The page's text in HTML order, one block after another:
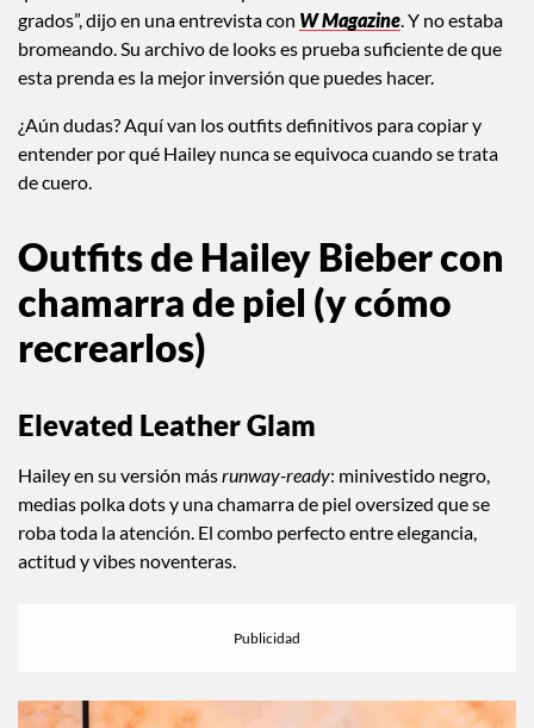
Para la mamá más cool de internet, unaleather jacket es todo
lo que necesitas para elevar tuoutfit. “El problema conmigo es
que usaré una chamarra de piel incluso cuando hacen 90
grados”, dijo en una entrevista conW Magazine. Y no estaba
bromeando. Su archivo de looks es prueba suficiente de que
esta prenda es la mejor inversión que puedes hacer.
entender por qué Hailey nunca se equivoca cuando se trata
Outfits de Hailey Bieber con
chamarra de piel (y cómo
recrearlos)
Elevated Leather Glam
Hailey en su versión másrunway-ready
roba toda la atención. El combo perfecto entre elegancia,